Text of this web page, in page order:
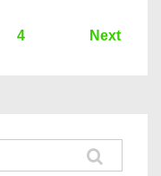
4 Next